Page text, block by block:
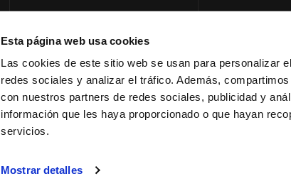
Esta página web usa cookies
Las cookies de este sitio web se usan para personalizar
redes sociales y analizar el tráfico. Además,
con nuestros partners de redes sociales, publicidad y
información que les haya proporcionado o que hayan
servicios.
Mostrar detalles